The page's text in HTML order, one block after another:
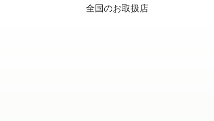
全国のお取扱店